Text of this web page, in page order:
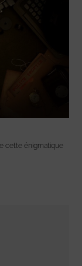
cette énigmatique